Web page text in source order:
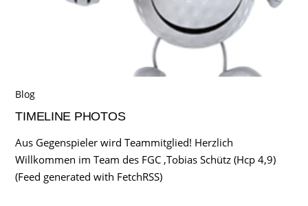
Blog
TIMELINE PHOTOS
Aus Gegenspieler wird Teammitglied! Herzlich
Willkommen im Team des FGC ,Tobias Schütz (Hcp 4,9)
(Feed generated with FetchRSS)